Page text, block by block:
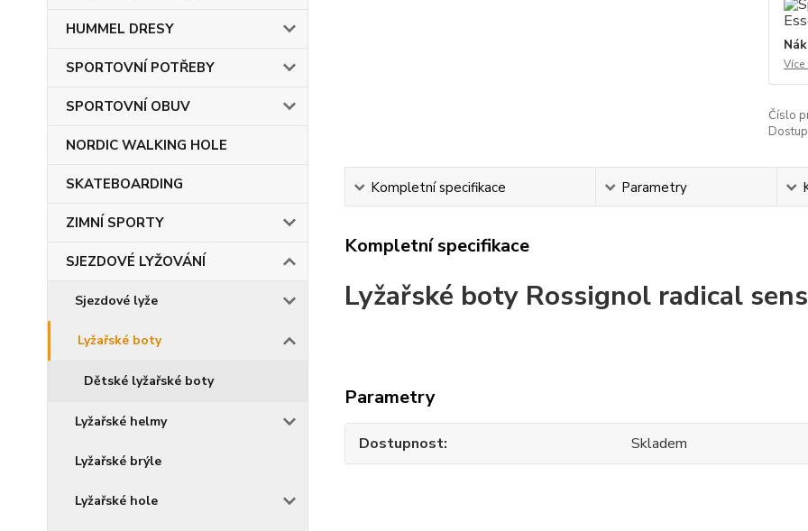
HUMMEL DRESY
SPORTOVNÍ POTŘEBY
SPORTOVNÍ OBUV
NORDIC WALKING HOLE
SKATEBOARDING
ZIMNÍ SPORTY
SJEZDOVÉ LYŽOVÁNÍ
Sjezdové lyže
Lyžařské boty
Dětské lyžařské boty
Lyžařské helmy
Lyžařské brýle
Lyžařské hole
Číslo
Kompletní specifikace Parametry
Kompletní specifikace
Lyžařské boty Rossignol radical
Parametry
Dostupnost Skladem